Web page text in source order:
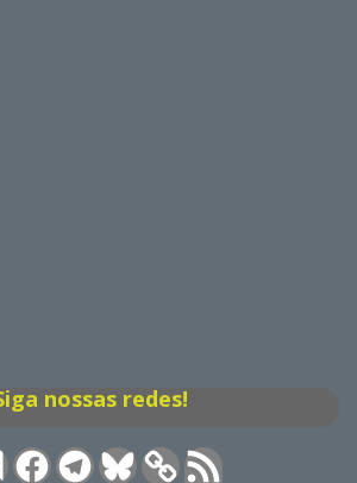
nossas redes!
FacebookTelegramBluesky Feed
RSS